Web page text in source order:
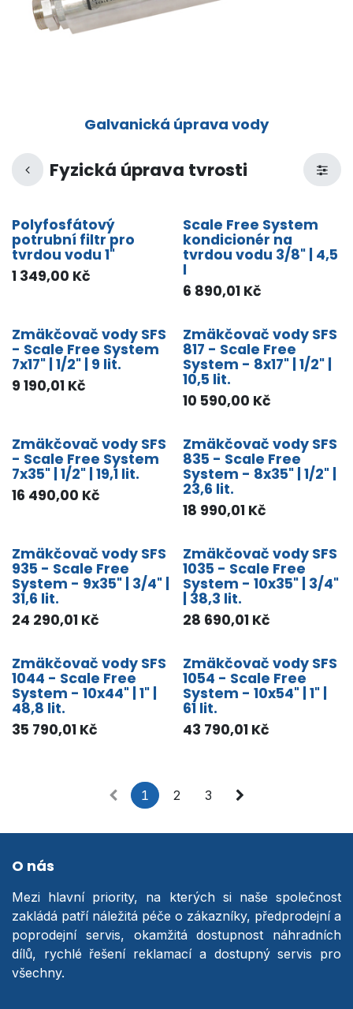
Galvanická úprava vody
Fyzická úprava tvrosti
Polyfosfátový
potrubní filtr pro
tvrdou vodu 1"
1 349,00 Kč
Scale Free System
kondicionér na
tvrdou vodu 3/8" | 4,5
l
6 890,01 Kč
Zmäkčovač vody SFS
- Scale Free System
7x17" | 1/2" | 9 lit.
9 190,01 Kč
Zmäkčovač vody SFS
817 - Scale Free
System - 8x17" | 1/2" |
10,5 lit.
10 590,00 Kč
Zmäkčovač vody SFS
- Scale Free System
7x35" | 1/2" | 19,1 lit.
16 490,00 Kč
Zmäkčovač vody SFS
835 - Scale Free
System - 8x35" | 1/2" |
23,6 lit.
18 990,01 Kč
Zmäkčovač vody SFS
935 - Scale Free
System - 9x35" | 3/4" |
31,6 lit.
24 290,01 Kč
Zmäkčovač vody SFS
1035 - Scale Free
System - 10x35" | 3/4"
| 38,3 lit.
28 690,01 Kč
Zmäkčovač vody SFS
1044 - Scale Free
System - 10x44" | 1" |
48,8 lit.
35 790,01 Kč
Zmäkčovač vody SFS
1054 - Scale Free
System - 10x54" | 1" |
61 lit.
43 790,01 Kč
1 2 3
O nás
Mezi hlavní priority, na kterých si naše společnost
zakládá patří náležitá péče o zákazníky, předprodejní a
poprodejní servis, okamžitá dostupnost náhradních
dílů, rychlé řešení reklamací a dostupný servis pro
všechny.